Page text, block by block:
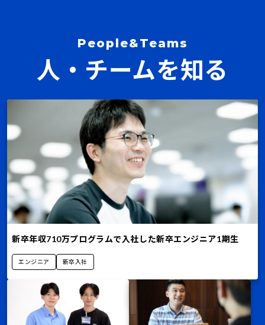
People&Teams
人・チームを知る
新卒年収710万プログラムで入社した新卒エンジニア1期生
エンジニア 新卒入社